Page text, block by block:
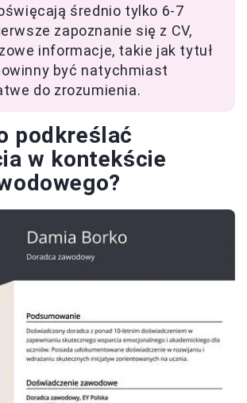
średnio tylko 6-7
zapoznanie się z CV,
informacje, takie jak tytuł
być natychmiast
do zrozumienia.
podkreślać
w kontekście